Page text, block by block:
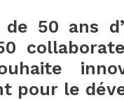
50 ans
pour le